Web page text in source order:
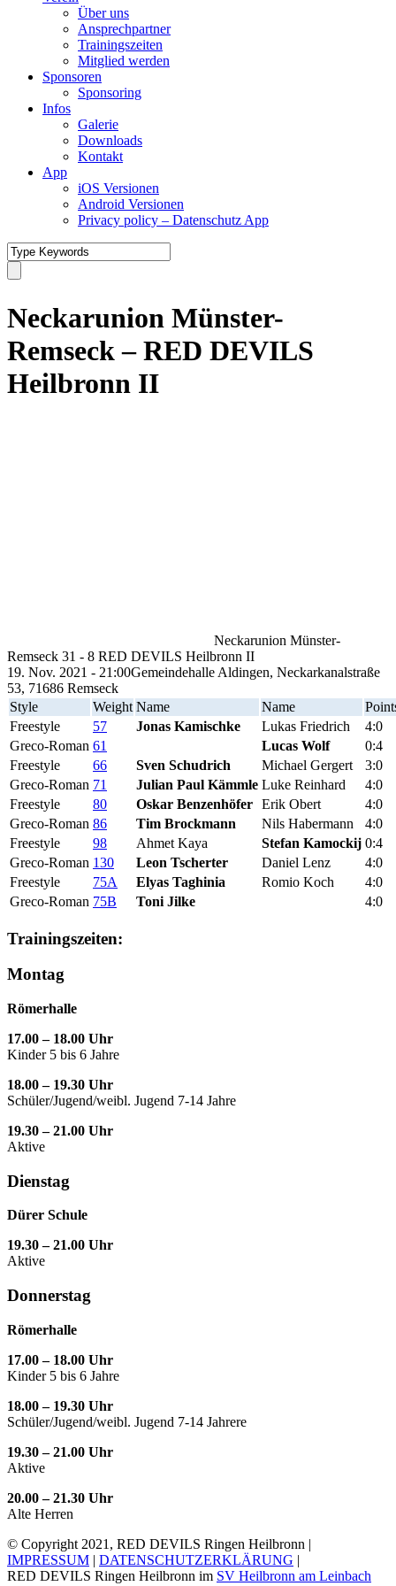
Über uns
Ansprechpartner
Trainingszeiten
Mitglied werden
Sponsoren
Sponsoring
Infos
Galerie
Downloads
Kontakt
App
iOS Versionen
Android Versionen
Privacy policy – Datenschutz App
Neckarunion Münster-
Remseck – RED DEVILS
Heilbronn II
Neckarunion Münster-
Remseck 31 - 8 RED DEVILS Heilbronn II
19. Nov. 2021 - 21:00Gemeindehalle Aldingen, Neckarkanalstraße
53, 71686 Remseck
Style
Weight Name Name
Freestyle
57 Jonas Kamischke Lukas Friedrich
4:0
Greco-Roman 61 Lucas Wolf
0:4
Freestyle
66 Sven Schudrich Michael Gergert
3:0
Greco-Roman 71 Julian Paul Kämmle Luke Reinhard
4:0
Freestyle
80 Oskar Benzenhöfer Erik Obert
4:0
Greco-Roman 86 Tim Brockmann Nils Habermann
4:0
Freestyle
98 Ahmet Kaya Stefan Kamockij 0:4
Greco-Roman 130 Leon Tscherter Daniel Lenz
4:0
Freestyle
75A Elyas Taghinia Romio Koch
4:0
Greco-Roman 75B Toni Jilke 4:0
Trainingszeiten:
Montag
Römerhalle
17.00 – 18.00 Uhr
Kinder 5 bis 6 Jahre
18.00 – 19.30 Uhr
Schüler/Jugend/weibl. Jugend 7-14 Jahre
19.30 – 21.00 Uhr
Aktive
Dienstag
Dürer Schule
19.30 – 21.00 Uhr
Aktive
Donnerstag
Römerhalle
17.00 – 18.00 Uhr
Kinder 5 bis 6 Jahre
18.00 – 19.30 Uhr
Schüler/Jugend/weibl. Jugend 7-14 Jahrere
19.30 – 21.00 Uhr
Aktive
20.00 – 21.30 Uhr
Alte Herren
© Copyright 2021, RED DEVILS Ringen Heilbronn |
IMPRESSUM | DATENSCHUTZERKLÄRUNG |
RED DEVILS Ringen Heilbronn im SV Heilbronn am Leinbach